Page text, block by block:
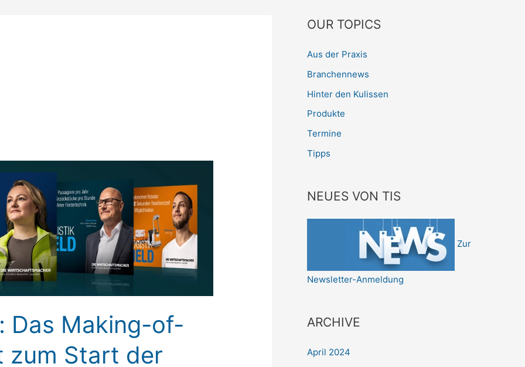
Das Making-of-
zum Start der
OUR TOPICS
Aus der Praxis
Branchennews
Hinter den Kulissen
Produkte
Termine
Tipps
NEUES VON TIS
Zur
Newsletter-Anmeldung
ARCHIVE
April 2024